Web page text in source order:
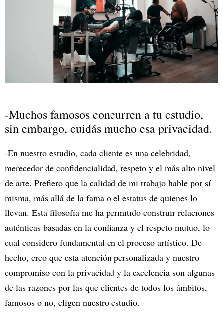
-Muchos famosos concurren a tu estudio,
sin embargo, cuidás mucho esa privacidad.
-En nuestro estudio, cada cliente es una celebridad,
merecedor de confidencialidad, respeto y el más alto nivel
de arte. Prefiero que la calidad de mi trabajo hable por sí
misma, más allá de la fama o el estatus de quienes lo
llevan. Esta filosofía me ha permitido construir relaciones
auténticas basadas en la confianza y el respeto mutuo, lo
cual considero fundamental en el proceso artístico. De
hecho, creo que esta atención personalizada y nuestro
compromiso con la privacidad y la excelencia son algunas
de las razones por las que clientes de todos los ámbitos,
famosos o no, eligen nuestro estudio.